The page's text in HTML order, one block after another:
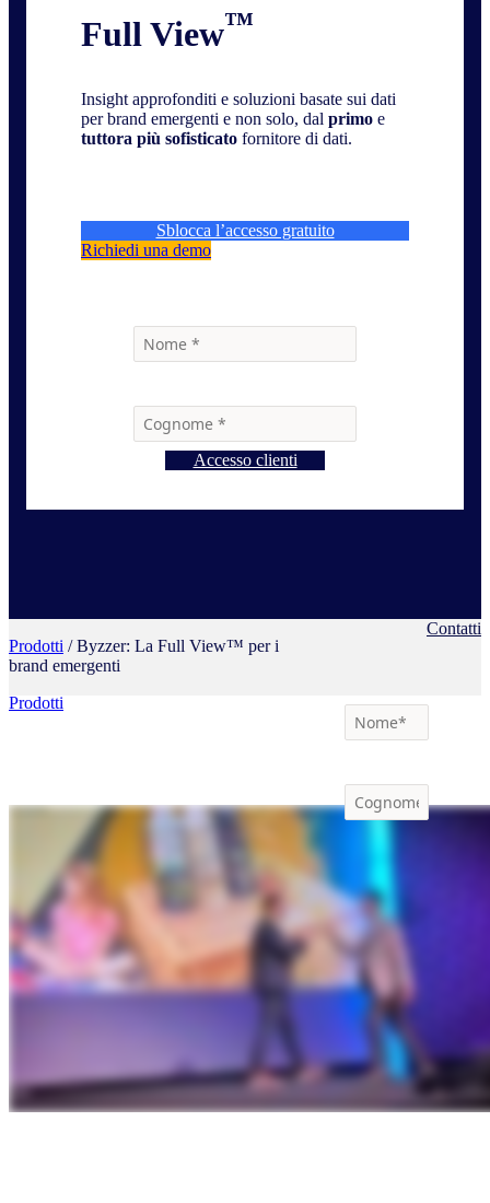
Full View™
Insight approfonditi e soluzioni basate sui dati
per brand emergenti e non solo, dal primo e
tuttora più sofisticato fornitore di dati.
Sblocca l’accesso gratuito
Richiedi una demo
Accesso clienti
Prodotti / Byzzer: La Full View™ per i
brand emergenti
Prodotti
Contatti